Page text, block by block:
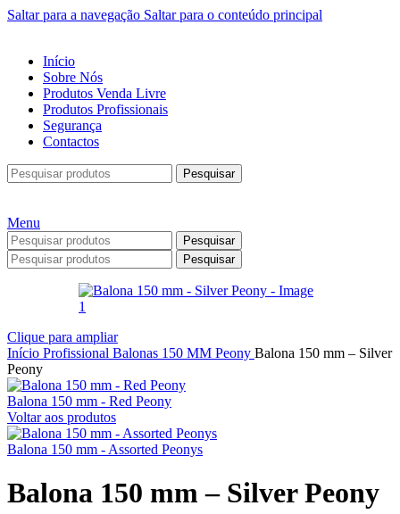
Saltar para a navegação Saltar para o conteúdo principal
Início
Sobre Nós
Produtos Venda Livre
Produtos Profissionais
Segurança
Contactos
Pesquisar
Menu
Pesquisar
Pesquisar
Clique para ampliar
Início Profissional Balonas 150 MM Peony Balona 150 mm – Silver
Peony
Balona 150 mm - Red Peony
Voltar aos produtos
Balona 150 mm - Assorted Peonys
Balona 150 mm – Silver Peony